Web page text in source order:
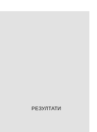
РЕЗУЛТАТИ